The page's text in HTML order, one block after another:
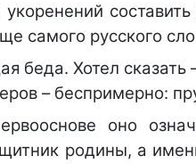
самого русского
беда. Хотел
– беспримерно:
оно
родины, а